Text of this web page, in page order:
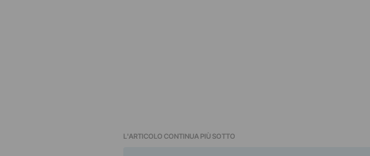
L'ARTICOLO CONTINUA PIÙ SOTTO